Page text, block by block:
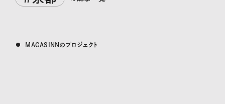
MAGASINNのプロジェクト